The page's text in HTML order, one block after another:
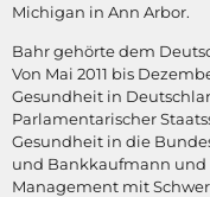
Michigan in Ann Arbor.
Bahr gehörte dem
Von Mai 2011 bis
Gesundheit in
Parlamentarischer
Gesundheit in die
und Bankkaufmann und
Management mit